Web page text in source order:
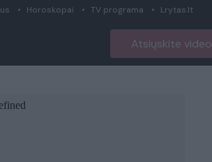
Horoskopai TV programa Lrytas.lt
Atsiųskite video